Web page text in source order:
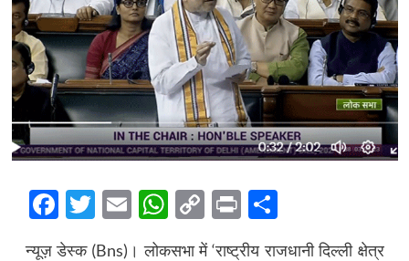
Facebook
Twitter
EmailWhatsApp
Copy
Link
PrintShare
न्यूज़ डेस्क (Bns)। लोकसभा में ‘राष्ट्रीय राजधानी दिल्ली क्षेत्र